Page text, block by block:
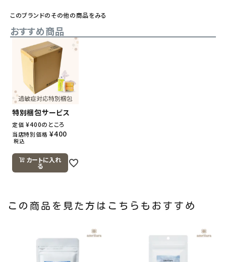
このブランドのその他の商品をみる
おすすめ商品
特別梱包サービス
定価 ¥400のところ
当店特別価格 ¥400
税込
カートに入れ
る
この商品を見た方はこちらもおすすめ